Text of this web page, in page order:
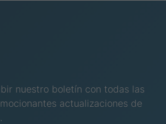
nuestro boletín con todas las
actualizaciones de